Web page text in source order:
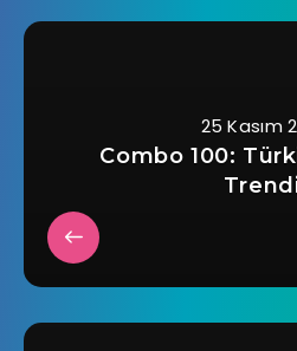
25 Kasım
Combo 100: